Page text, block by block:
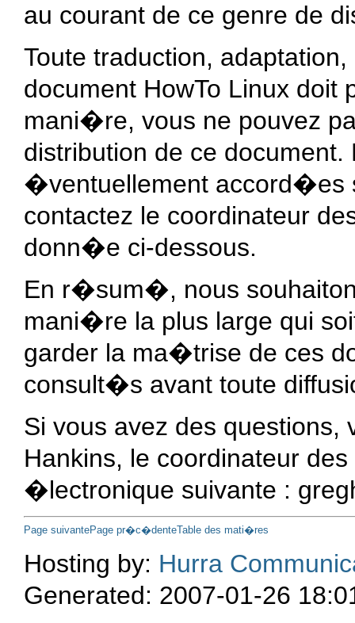
au courant de ce genre de
Toute traduction,
document HowTo Linux
mani�re, vous ne pouvez
distribution de ce
�ventuellement accord�es
contactez le coordinateur
donn�e ci-dessous.
En r�sum�, nous
mani�re la plus large qui
garder la ma�trise de ces
consult�s avant toute
Si vous avez des questions,
Hankins, le coordinateur
�lectronique suivante :
Page suivantePage pr�c�denteTable des mati�res
Hosting by: Hurra
Generated: 2007-01-26